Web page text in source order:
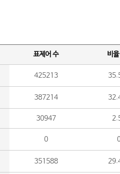
표제어 수 비
425213
387214
30947
0
351588